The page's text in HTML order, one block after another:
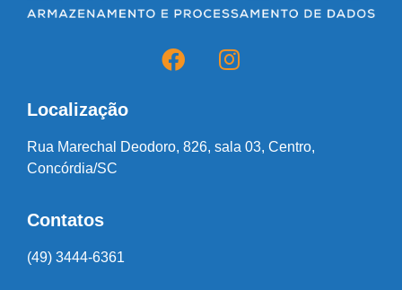
Localização
Rua Marechal Deodoro, 826, sala 03, Centro,
Concórdia/SC
Contatos
(49) 3444-6361